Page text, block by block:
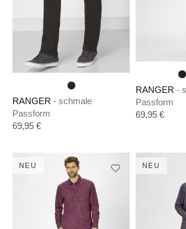
RANGER - schmale
Passform
Regulärer Preis:
69,95 €
RANGER -
Passform
Regulärer
69,95 €
NEU NEU